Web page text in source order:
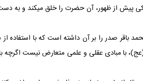
پیش از ظهور، آن حضرت را خلق می‏کند و به
صدر را بر آن داشته است که با استفاده از
با مبادی عقلی و علمی متعارض نیست اگرچه